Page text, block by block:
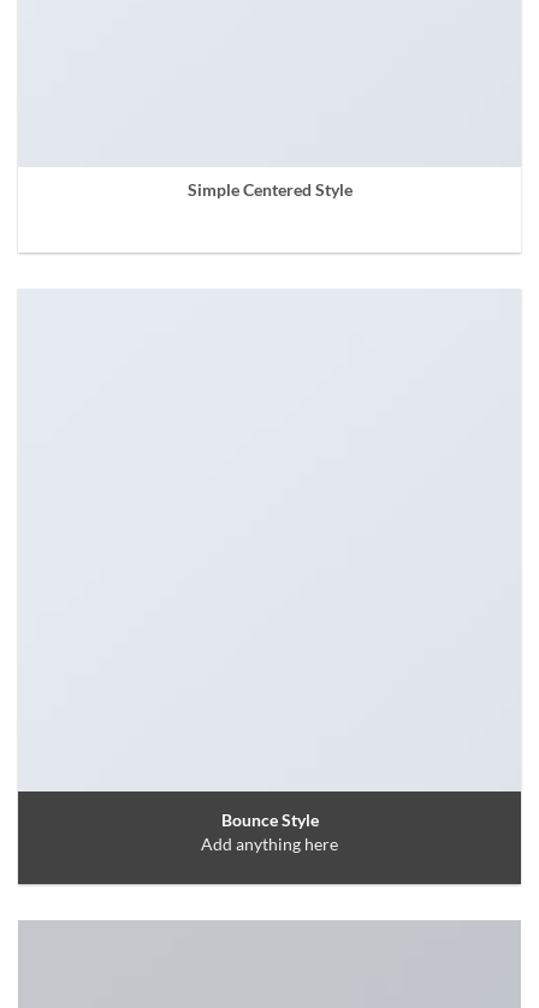
Simple Centered Style
Bounce Style
Add anything here